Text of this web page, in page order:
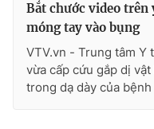
THỜI BÁO VTV
Bắt chước video trên
móng tay vào bụng
VTV.vn - Trung tâm Y
vừa cấp cứu gắp dị
trong dạ dày của